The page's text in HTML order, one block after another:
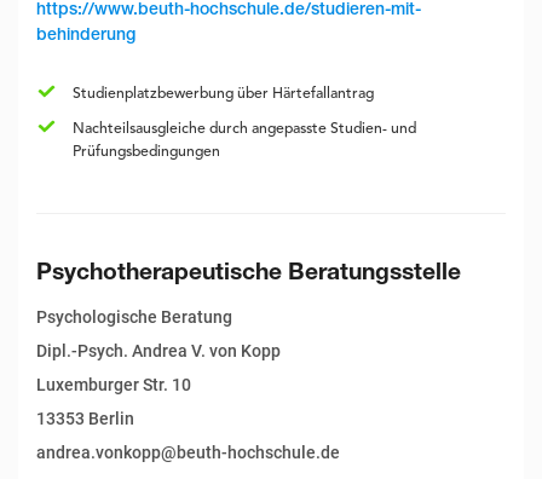
https://www.beuth-hochschule.de/studieren-mit-
behinderung
Studienplatzbewerbung über Härtefallantrag
Nachteilsausgleiche durch angepasste Studien- und
Prüfungsbedingungen
Psychotherapeutische Beratungsstelle
Psychologische Beratung
Dipl.-Psych. Andrea V. von Kopp
Luxemburger Str. 10
13353 Berlin
andrea.vonkopp@beuth-hochschule.de